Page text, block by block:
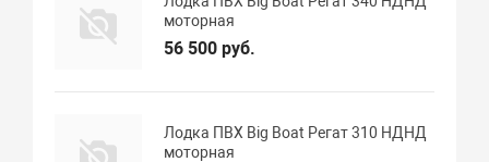
моторная
56 500 руб.
Лодка ПВХ Big Boat Регат 310 НДНД
моторная